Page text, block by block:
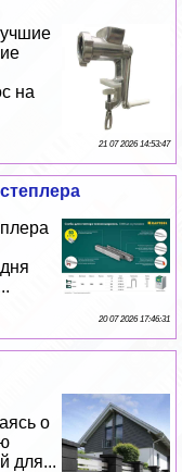
на
21 07 2026 14:53:47
20 07 2026 17:46:31
о
для...